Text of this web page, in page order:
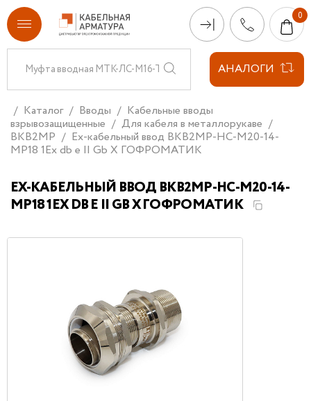
АНАЛОГИ
Каталог Вводы
Кабельные вводы
взрывозащищенные
Для кабеля в металлорукаве
ВКВ2МР
Ех-кабельный ввод ВКВ2МР-НС-М20-14-
МР18 1Ex db e II Gb X ГОФРОМАТИК
ЕХ-КАБЕЛЬНЫЙ ВВОД ВКВ2МР-НС-М20-14-
МР18 1EX DB E II GB X ГОФРОМАТИК